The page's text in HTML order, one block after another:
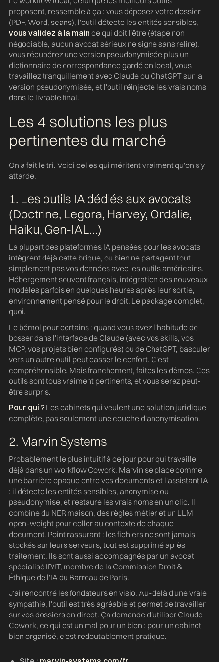
proposent, ressemble à ça : vous déposez votre dossier
(PDF, Word, scans), l'outil détecte les entités sensibles,
vous validez à la main ce qui doit l'être (étape non
négociable, aucun avocat sérieux ne signe sans relire),
vous récupérez une version pseudonymisée plus un
dictionnaire de correspondance gardé en local, vous
travaillez tranquillement avec Claude ou ChatGPT sur la
version pseudonymisée, et l'outil réinjecte les vrais noms
dans le livrable final.
Les 4 solutions les plus
pertinentes du marché
On a fait le tri. Voici celles qui méritent vraiment qu'on s'y
attarde.
1. Les outils IA dédiés aux avocats
(Doctrine, Legora, Harvey, Ordalie,
Haiku, Gen-IAL…)
La plupart des plateformes IA pensées pour les avocats
intègrent déjà cette brique, ou bien ne partagent tout
simplement pas vos données avec les outils américains.
Hébergement souvent français, intégration des nouveaux
modèles parfois en quelques heures après leur sortie,
environnement pensé pour le droit. Le package complet,
quoi.
Le bémol pour certains : quand vous avez l'habitude de
bosser dans l'interface de Claude (avec vos skills, vos
MCP, vos projets bien configurés) ou de ChatGPT, basculer
vers un autre outil peut casser le confort. C'est
compréhensible. Mais franchement, faites les démos. Ces
outils sont tous vraiment pertinents, et vous serez peut-
être surpris.
Pour qui ? Les cabinets qui veulent une solution juridique
complète, pas seulement une couche d'anonymisation.
2. Marvin Systems
Probablement le plus intuitif à ce jour pour qui travaille
déjà dans un workflow Cowork. Marvin se place comme
une barrière opaque entre vos documents et l'assistant IA
: il détecte les entités sensibles, anonymise ou
pseudonymise, et restaure les vrais noms en un clic. Il
combine du NER maison, des règles métier et un LLM
open-weight pour coller au contexte de chaque
document. Point rassurant : les fichiers ne sont jamais
stockés sur leurs serveurs, tout est supprimé après
traitement. Ils sont aussi accompagnés par un avocat
spécialisé IP/IT, membre de la Commission Droit &
Éthique de l'IA du Barreau de Paris.
J'ai rencontré les fondateurs en visio. Au-delà d'une vraie
sympathie, l'outil est très agréable et permet de travailler
sur vos dossiers en direct. Ça demande d'utiliser Claude
Cowork, ce qui est un mal pour un bien : pour un cabinet
bien organisé, c'est redoutablement pratique.